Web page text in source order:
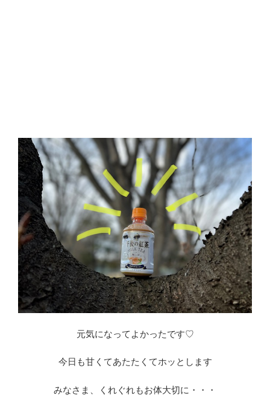
元気になってよかったです♡
今日も甘くてあたたくてホッとします
みなさま、くれぐれもお体大切に・・・